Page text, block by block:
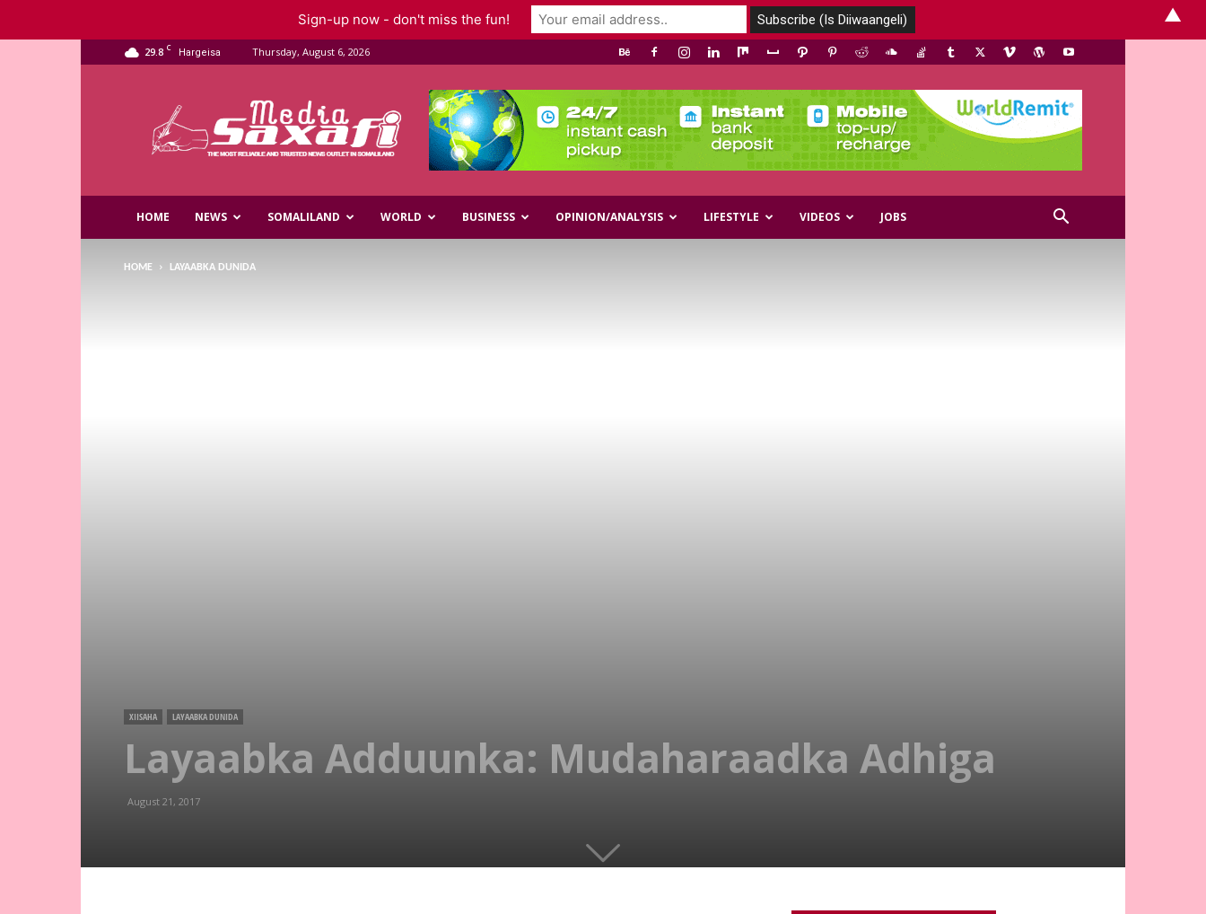
29.8 C Hargeisa Thursday, August 6, 2026
Media
HOME NEWS SOMALILAND WORLD BUSINESS OPINION/ANALYSIS LIFESTYLE VIDEOS JOBS
HOME LAYAABKA DUNIDA
XIISAHA LAYAABKA DUNIDA
Layaabka Adduunka: Mudaharaadka Adhiga
August 21, 2017
Sign-up now - don't miss the fun! ▲